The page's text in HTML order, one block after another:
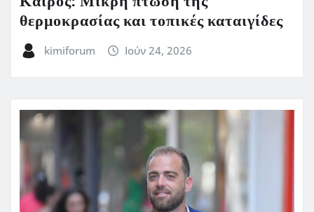
θερμοκρασίας και τοπικές καταιγίδες
kimiforum Ιούν 24, 2026